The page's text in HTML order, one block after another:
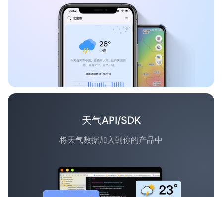
天气API/SDK
将天气数据加入到你的产品中